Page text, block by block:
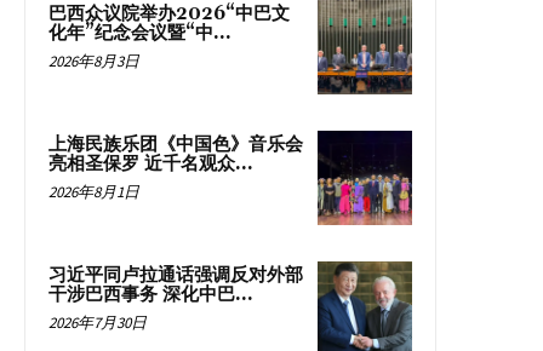
巴西众议院举办2026“中巴文
化年”纪念会议暨“中...
2026年8月3日
上海民族乐团《中国色》音乐会
亮相圣保罗 近千名观众...
2026年8月1日
习近平同卢拉通话强调反对外部
干涉巴西事务 深化中巴...
2026年7月30日